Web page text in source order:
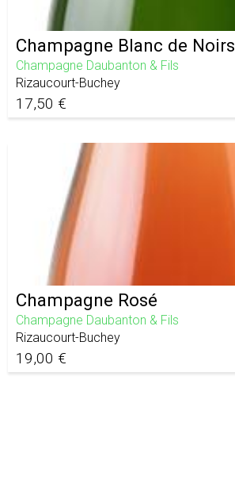
Champagne Blanc de Noirs
Champagne Daubanton & Fils
Rizaucourt-Buchey
17,50 €
Champagne Rosé
Champagne Daubanton & Fils
Rizaucourt-Buchey
19,00 €